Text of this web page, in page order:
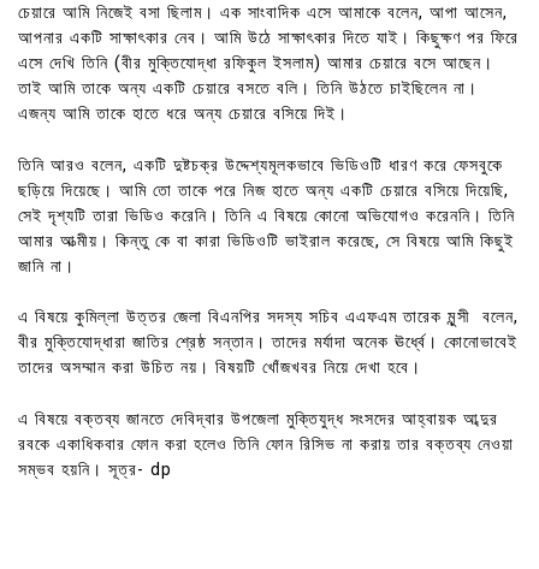
চেয়ারে আমি নিজেই বসা ছিলাম। এক সাংবাদিক এসে আমাকে বলেন, আপা আসেন,
আপনার একটি সাক্ষাৎকার নেব। আমি উঠে সাক্ষাৎকার দিতে যাই। কিছুক্ষণ পর ফিরে
এসে দেখি তিনি (বীর মুক্তিযোদ্ধা রফিকুল ইসলাম) আমার চেয়ারে বসে আছেন।
তাই আমি তাকে অন্য একটি চেয়ারে বসতে বলি। তিনি উঠতে চাইছিলেন না।
এজন্য আমি তাকে হাতে ধরে অন্য চেয়ারে বসিয়ে দিই।
তিনি আরও বলেন, একটি দুষ্টচক্র উদ্দেশ্যমূলকভাবে ভিডিওটি ধারণ করে ফেসবুকে
ছড়িয়ে দিয়েছে। আমি তো তাকে পরে নিজ হাতে অন্য একটি চেয়ারে বসিয়ে দিয়েছি,
সেই দৃশ্যটি তারা ভিডিও করেনি। তিনি এ বিষয়ে কোনো অভিযোগও করেননি। তিনি
আমার আত্মীয়। কিন্তু কে বা কারা ভিডিওটি ভাইরাল করেছে, সে বিষয়ে আমি কিছুই
জানি না।
এ বিষয়ে কুমিল্লা উত্তর জেলা বিএনপির সদস্য সচিব এএফএম তারেক মুন্সী বলেন,
বীর মুক্তিযোদ্ধারা জাতির শ্রেষ্ঠ সন্তান। তাদের মর্যাদা অনেক ঊর্ধ্বে। কোনোভাবেই
তাদের অসম্মান করা উচিত নয়। বিষয়টি খোঁজখবর নিয়ে দেখা হবে।
এ বিষয়ে বক্তব্য জানতে দেবিদ্বার উপজেলা মুক্তিযুদ্ধ সংসদের আহ্বায়ক আব্দুর
রবকে একাধিকবার ফোন করা হলেও তিনি ফোন রিসিভ না করায় তার বক্তব্য নেওয়া
সম্ভব হয়নি। সূত্র- dp